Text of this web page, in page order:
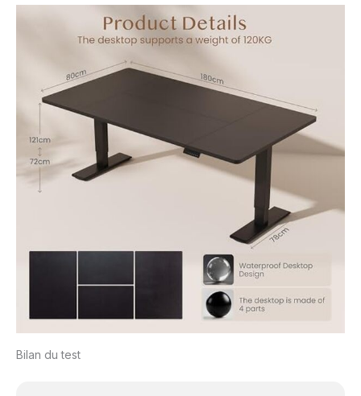
Bilan du test